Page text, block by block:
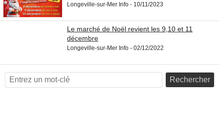
Longeville-sur-Mer Info - 10/11/2023
Le marché de Noël revient les 9,10 et 11
décembre
Longeville-sur-Mer Info - 02/12/2022
Rechercher